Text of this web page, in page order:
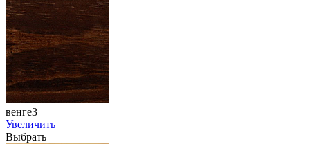
венге3
Увеличить
Выбрать